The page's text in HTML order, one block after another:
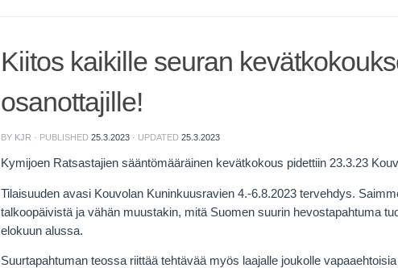
Kiitos kaikille seuran
osanottajille!
BY KJR · PUBLISHED 25.3.2023 · UPDATED 25.3.2023
Kymijoen Ratsastajien sääntömääräinen kevätkokous pidettiin 23.3.23
Tilaisuuden avasi Kouvolan Kuninkuusravien 4.-6.8.2023 tervehdys.
talkoopäivistä ja vähän muustakin, mitä Suomen suurin hevostapahtuma
elokuun alussa.
Suurtapahtuman teossa riittää tehtävää myös laajalle joukolle